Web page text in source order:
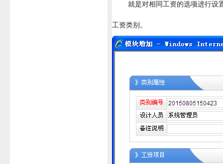
就是对相同工资的选项进行设置
工资类别。